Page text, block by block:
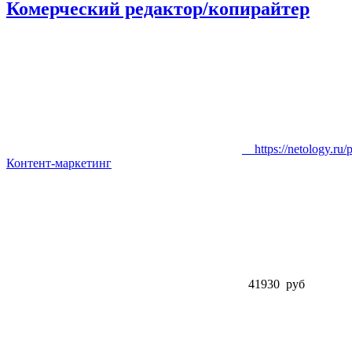
Комерческий редактор/копирайтер
https://netology.ru/
Контент-маркетинг
41930 руб